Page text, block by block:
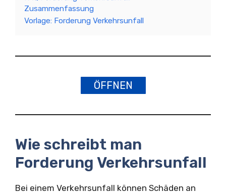
Zusammenfassung
Vorlage: Forderung Verkehrsunfall
ÖFFNEN
Wie schreibt man
Forderung Verkehrsunfall
Bei einem Verkehrsunfall können Schäden an